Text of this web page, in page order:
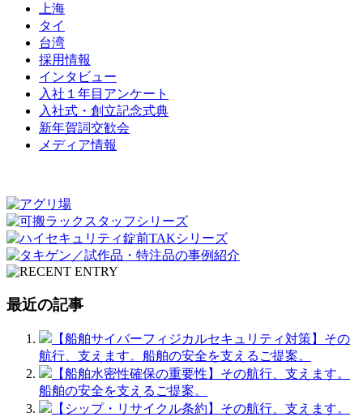
上海
タイ
台湾
採用情報
インタビュー
入社１年目アンケート
入社式・創立記念式典
新年賀詞交歓会
メディア情報
最近の記事
【船舶サイバーフィジカルセキュリティ対策】その
航行、支えます。船舶の安全を支えるご提案。
【船舶水密性確保の重要性】その航行、支えます。
船舶の安全を支えるご提案。
【シップ・リサイクル条約】その航行、支えます。